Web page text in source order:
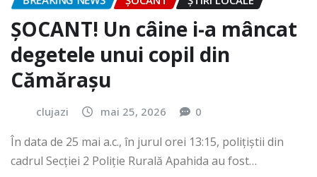
ȘOCANT! Un câine i-a mâncat
degetele unui copil din
Cămărașu
clujazi mai 25, 2026 0
În data de 25 mai a.c., în jurul orei 13:15, polițiștii din
cadrul Secției 2 Poliție Rurală Apahida au fost…